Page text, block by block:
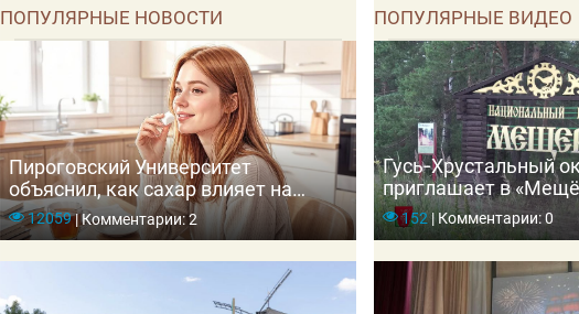
ПОПУЛЯРНЫЕ НОВОСТИ
Пироговский Университет
объяснил, как сахар влияет на
организм и приводит к диабету
12059|Комментарии: 2
ПОПУЛЯРНЫЕ ВИДЕО
Гусь‑Хрустальный
приглашает в
зубрами и
152|Комментарии: 0